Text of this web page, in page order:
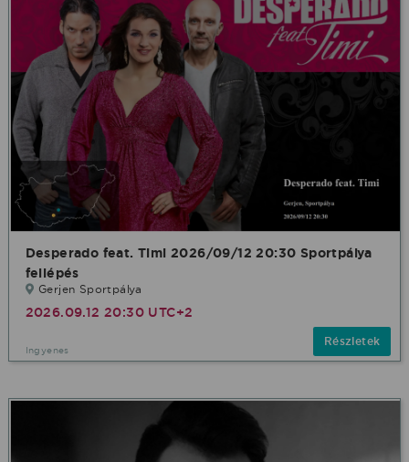
Desperado feat. Timi 2026/09/12 20:30 Sportpálya
fellépés
Gerjen Sportpálya
2026.09.12 20:30 UTC+2
Ingyenes
Részletek